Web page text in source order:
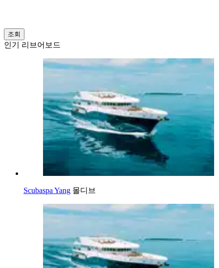
조회
인기 리브어보드
Scubaspa Yang 몰디브